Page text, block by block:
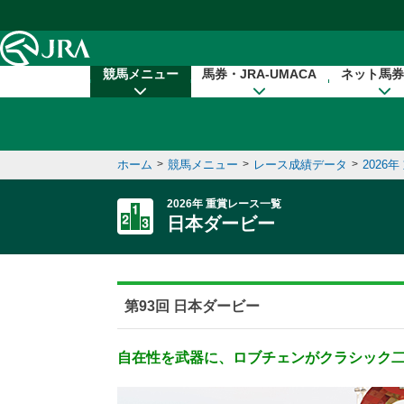
競馬メニュー 馬券・JRA-UMACA ネット馬
ホーム > 競馬メニュー > レース成績データ > 2026年
2026年 重賞レース一覧
日本ダービー
第93回 日本ダービー
自在性を武器に、ロブチェンがクラシック